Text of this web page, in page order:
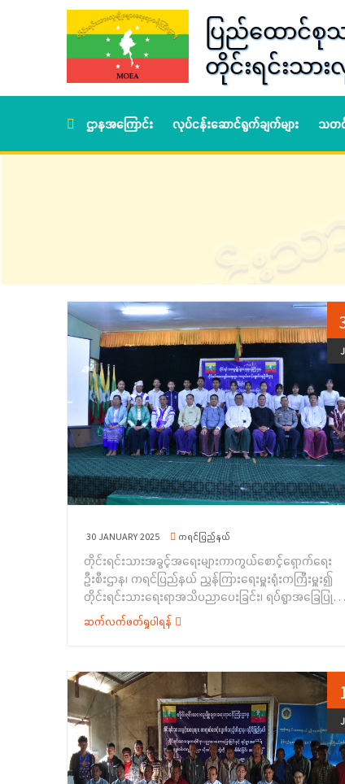
ပြည်ထောင်စု
တိုင်းရင်းသားလူ
ဌာနအကြောင်း လုပ်ငန်းဆောင်ရွက်ချက်များ သတ
30 JANUARY 2025 ကရင်ပြည်နယ်
တိုင်းရင်းသားအခွင့်အရေးများကာကွယ်စောင့်ရှောက်ရေး
ဦးစီးဌာန၊ ကရင်ပြည်နယ် ညွှန်ကြားရေးမှူးရုံးကကြီးမှူး၍
တိုင်းရင်းသားရေးရာအသိပညာပေးခြင်း၊ ရပ်ရွာအခြေပြု
အသက်မွေးဝမ်းကျောင်းပညာလိုအပ်ချက်တို့ကို ဆန်းစစ်စီမံ
ခြင်းအစီအစဉ်နှင့် ဗလငါးတန်ဖွံ့ဖြိုးစေရေး လူငယ်ရေးရာ
တွင် ကရင်ပြည်နယ်၊ လှိုင်းဘွဲ့မြို့၊ အခြေခံပညာ
အထက်တန်းကျောင်း(လှိုင်းဘွဲ့) ကျောင်းခန်းမ၌ ကျင်းပ
ပြုလုပ်သည်။အဆိုပါ အခမ်းအနားတွင် ကရင်ပြည်နယ်
အစိုးရအဖွဲ့ဝင် တိုင်းရင်းသားရေးရာဝန်ကြီး ဦးစန်းကိုက
အဖွင့်အမှာစကားပြောကြားခဲ့ပါသည်။&nbsp; ဆက်လက်၍
တိုင်းရင်းသားအခွင့်အရေးများ ကာကွယ်စောင့်ရှောက်ရေး
ဦးစီးဌာန၊ ကရင်ပြည်နယ်ညွှန်ကြားရေးမှူးရုံးမှ&nbsp; ညွှန်
ဆက်လက်ဖတ်ရှုပါရန်